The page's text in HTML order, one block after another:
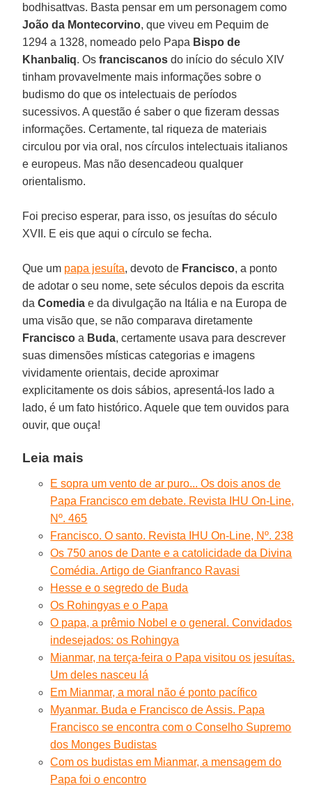
bodhisattvas. Basta pensar em um personagem como
João da Montecorvino, que viveu em Pequim de
1294 a 1328, nomeado pelo Papa Bispo de
Khanbaliq. Osfranciscanos do início do século XIV
tinham provavelmente mais informações sobre o
budismo do que os intelectuais de períodos
sucessivos. A questão é saber o que fizeram dessas
informações. Certamente, tal riqueza de materiais
circulou por via oral, nos círculos intelectuais italianos
e europeus. Mas não desencadeou qualquer
orientalismo.
Foi preciso esperar, para isso, os jesuítas do século
XVII. E eis que aqui o círculo se fecha.
Que um papa jesuíta, devoto de Francisco, a ponto
de adotar o seu nome, sete séculos depois da escrita
daComedia e da divulgação na Itália e na Europa de
uma visão que, se não comparava diretamente
Francisco a Buda, certamente usava para descrever
suas dimensões místicas categorias e imagens
vividamente orientais, decide aproximar
explicitamente os dois sábios, apresentá-los lado a
lado, é um fato histórico. Aquele que tem ouvidos para
ouvir, que ouça!
Leia mais
E sopra um vento de ar puro... Os dois anos de
Papa Francisco em debate. Revista IHU On-Line,
Nº. 465
Francisco. O santo. Revista IHU On-Line, Nº. 238
Os 750 anos de Dante e a catolicidade da Divina
Comédia. Artigo de Gianfranco Ravasi
Hesse e o segredo de Buda
Os Rohingyas e o Papa
O papa, a prêmio Nobel e o general. Convidados
indesejados: os Rohingya
Mianmar, na terça-feira o Papa visitou os jesuítas.
Um deles nasceu lá
Em Mianmar, a moral não é ponto pacífico
Myanmar. Buda e Francisco de Assis. Papa
Francisco se encontra com o Conselho Supremo
dos Monges Budistas
Com os budistas em Mianmar, a mensagem do
Papa foi o encontro